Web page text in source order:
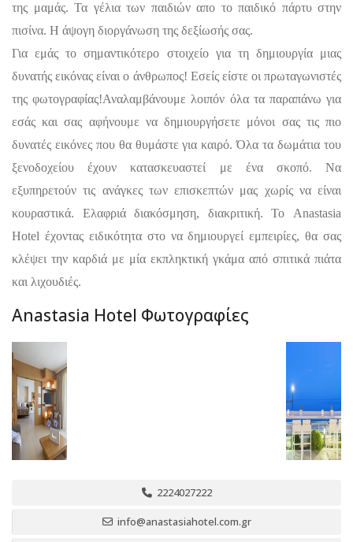
της μαμάς. Τα γέλια των παιδιών απο το παιδικό πάρτυ στην
πισίνα. Η άψογη διοργάνωση της δεξίωσής σας.
Για εμάς το σημαντικότερο στοιχείο για τη δημιουργία μιας
δυνατής εικόνας είναι ο άνθρωπος! Εσείς είστε οι πρωταγωνιστές
της φωτογραφίας!Αναλαμβάνουμε λοιπόν όλα τα παραπάνω για
εσάς και σας αφήνουμε να δημιουργήσετε μόνοι σας τις πιο
δυνατές εικόνες που θα θυμάστε για καιρό. Όλα τα δωμάτια του
ξενοδοχείου έχουν κατασκευαστεί με ένα σκοπό. Να
εξυπηρετούν τις ανάγκες των επισκεπτών μας χωρίς να είναι
κουραστικά. Ελαφριά διακόσμηση, διακριτική. Το Anastasia
Hotel έχοντας ειδικότητα στο να δημιουργεί εμπειρίες, θα σας
κλέψει την καρδιά με μία εκπληκτική γκάμα από σπιτικά πιάτα
και λιχουδιές.
Anastasia Hotel Φωτογραφίες
2224027222
info@anastasiahotel.com.gr